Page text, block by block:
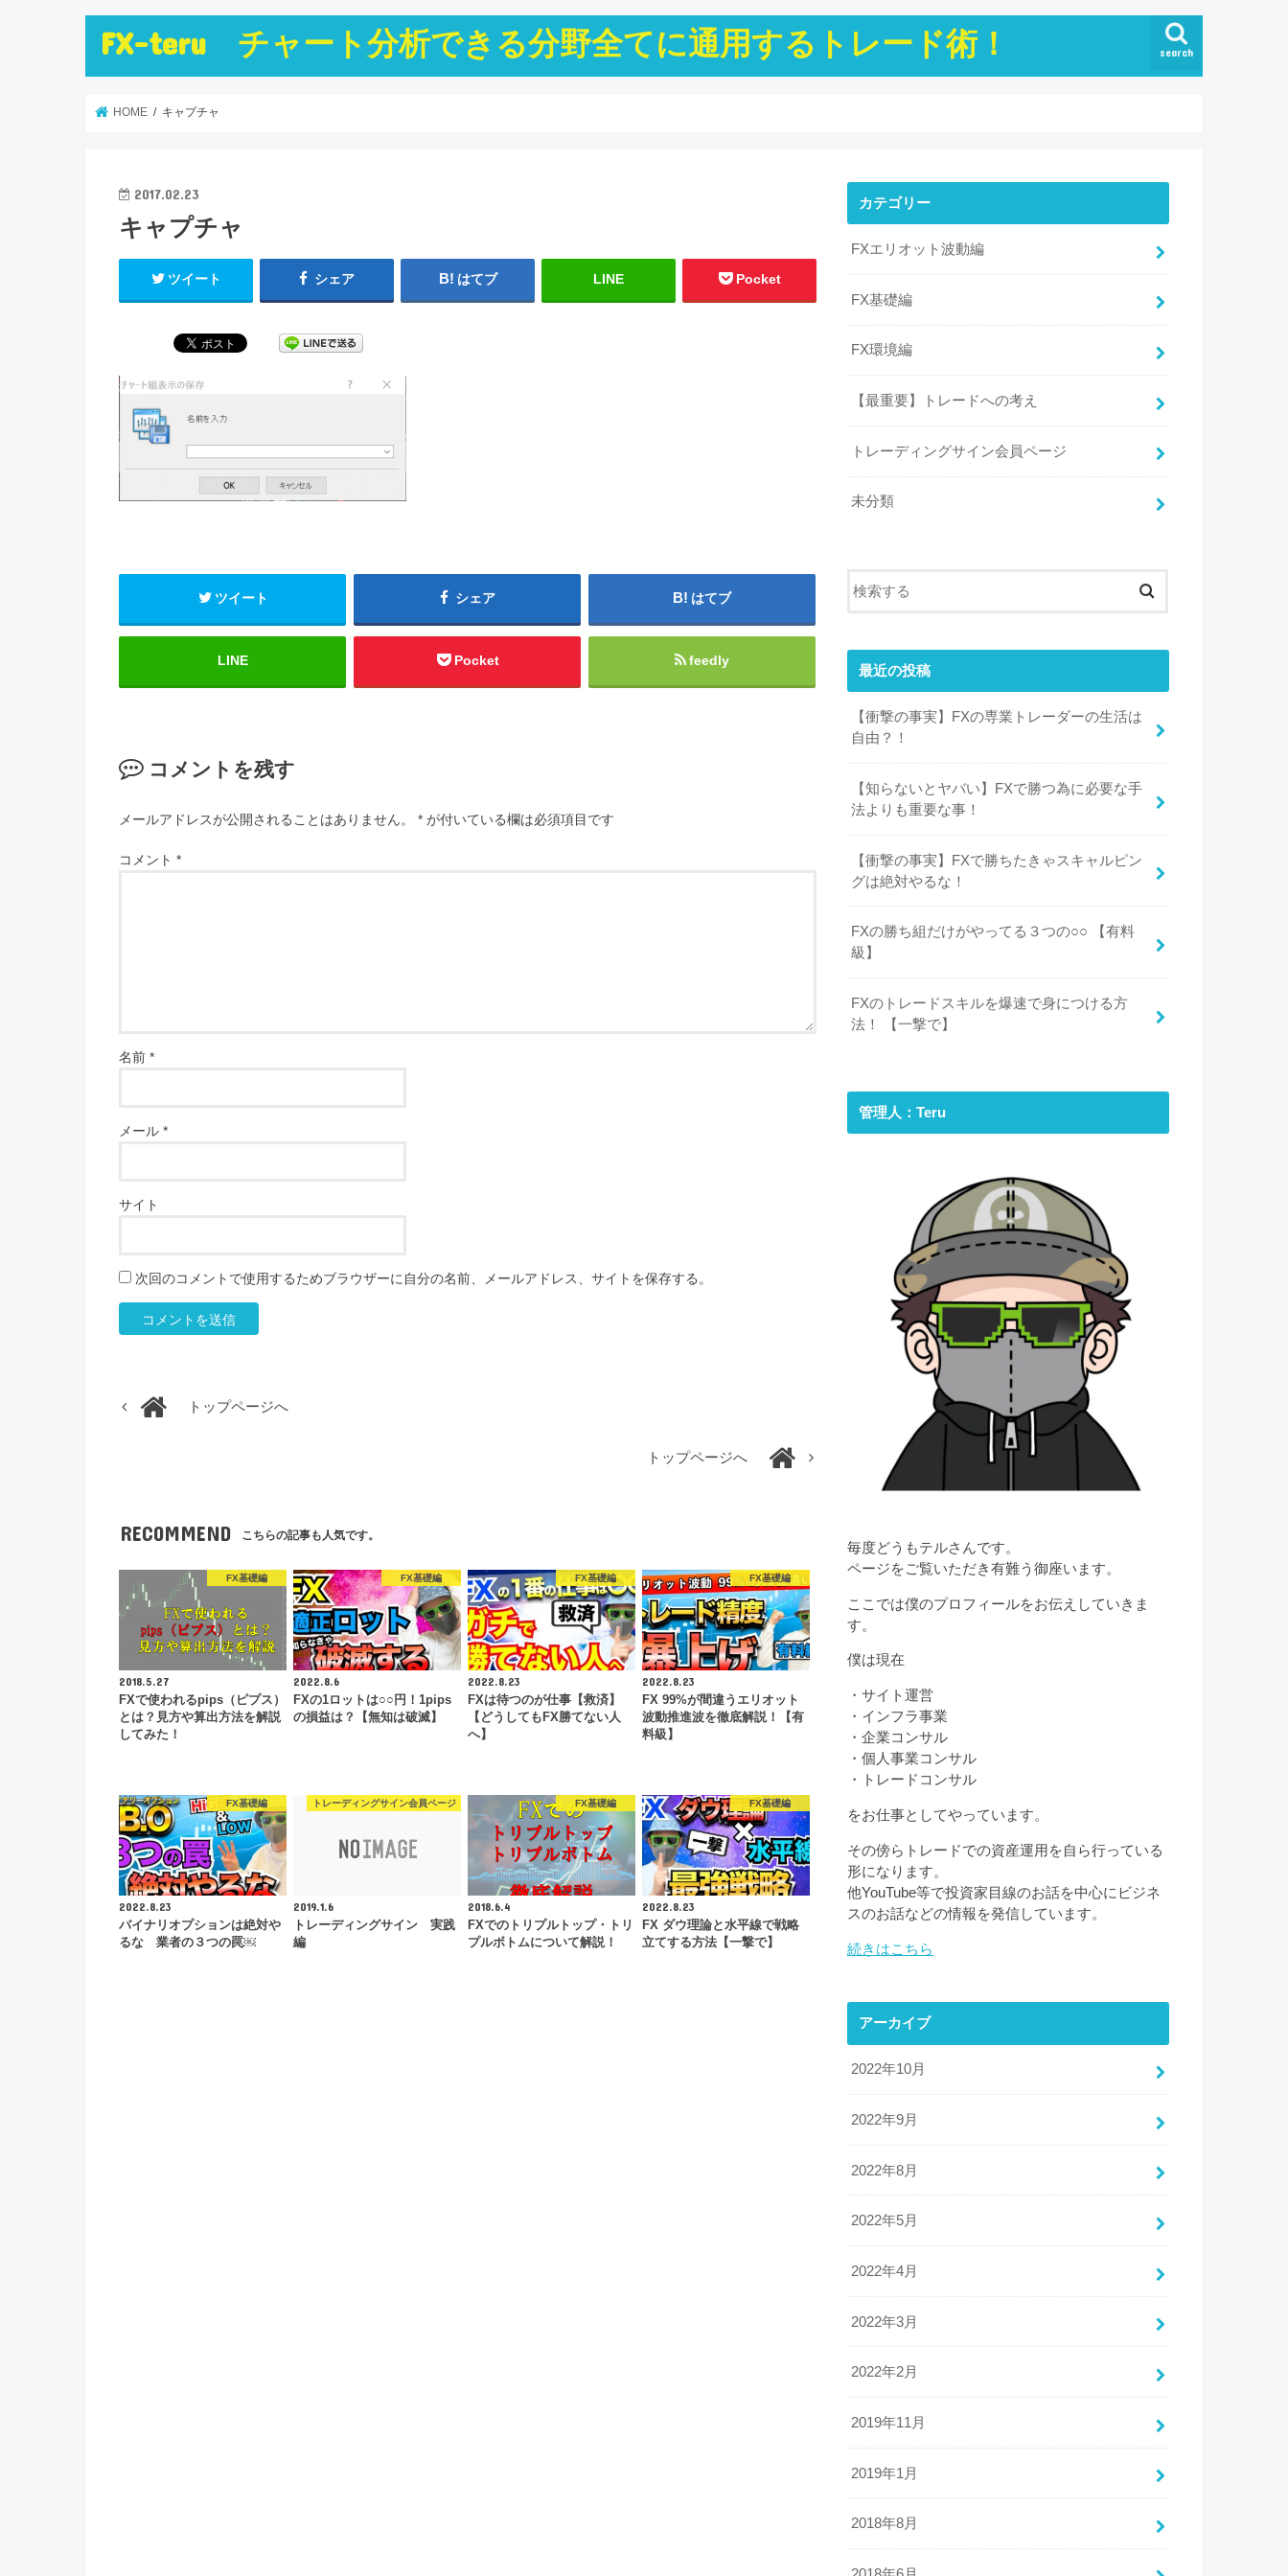
FX-teru チャート分析できる分野全てに通用するトレード術！ search
HOME キャプチャ
2017.02.23
キャプチャ
ツイート シェア はてブ LINE Pocket
ツイート シェア はてブ
LINE Pocket feedly
コメントを残す
メールアドレスが公開されることはありません。 * が付いている欄は必須項目です
コメント *
名前 *
メール *
サイト
次回のコメントで使用するためブラウザーに自分の名前、メールアドレス、サイトを保存する。
トップページへ
トップページへ
RECOMMEND こちらの記事も人気です。
FX基礎編
2018.5.27
FXで使われるpips（ピプス）
とは？見方や算出方法を解説
してみた！
FX基礎編
2022.8.6
FXの1ロットは○○円！1pips
の損益は？【無知は破滅】
FX基礎編
2022.8.23
FXは待つのが仕事【救済】
【どうしてもFX勝てない人
へ】
FX基礎編
2022.8.23
FX 99%が間違うエリオット
波動推進波を徹底解説！【有
料級】
FX基礎編
2022.8.23
バイナリオプションは絶対や
るな 業者の３つの罠￼
トレーディングサイン会員ページ
2019.1.6
トレーディングサイン 実践
編
FX基礎編
2018.6.4
FXでのトリプルトップ・トリ
プルボトムについて解説！
FX基礎編
2022.8.23
FX ダウ理論と水平線で戦略
立てする方法【一撃で】
カテゴリー
FXエリオット波動編
FX基礎編
FX環境編
【最重要】トレードへの考え
トレーディングサイン会員ページ
未分類
最近の投稿
【衝撃の事実】FXの専業トレーダーの生活は
自由？！
【知らないとヤバい】FXで勝つ為に必要な手
法よりも重要な事！
【衝撃の事実】FXで勝ちたきゃスキャルピン
グは絶対やるな！
FXの勝ち組だけがやってる３つの○○ 【有料
級】
FXのトレードスキルを爆速で身につける方
法！ 【一撃で】
管理人：Teru
毎度どうもテルさんです。
ページをご覧いただき有難う御座います。
ここでは僕のプロフィールをお伝えしていきま
す。
僕は現在
・サイト運営
・インフラ事業
・企業コンサル
・個人事業コンサル
・トレードコンサル
をお仕事としてやっています。
その傍らトレードでの資産運用を自ら行っている
形になります。
他YouTube等で投資家目線のお話を中心にビジネ
スのお話などの情報を発信しています。
続きはこちら
アーカイブ
2022年10月
2022年9月
2022年8月
2022年5月
2022年4月
2022年3月
2022年2月
2019年11月
2019年1月
2018年8月